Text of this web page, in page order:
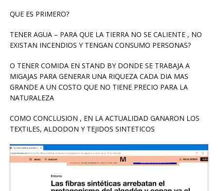
QUE ES PRIMERO?
TENER AGUA – PARA QUE LA TIERRA NO SE CALIENTE , NO
EXISTAN INCENDIOS Y TENGAN CONSUMO PERSONAS?
O TENER COMIDA EN STAND BY DONDE SE TRABAJA A
MIGAJAS PARA GENERAR UNA RIQUEZA CADA DIA MAS
GRANDE A UN COSTO QUE NO TIENE PRECIO PARA LA
NATURALEZA
COMO CONCLUSION , EN LA ACTUALIDAD GANARON LOS
TEXTILES, ALDODON Y TEJIDOS SINTETICOS